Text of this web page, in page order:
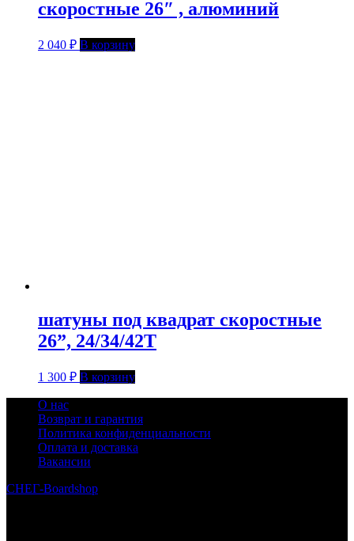
скоростные 26″ , алюминий
2 040 ₽ В корзину
шатуны под квадрат скоростные
26”, 24/34/42T
1 300 ₽ В корзину
О нас
Возврат и гарантия
Политика конфиденциальности
Оплата и доставка
Вакансии
СНЕГ-Boardshop